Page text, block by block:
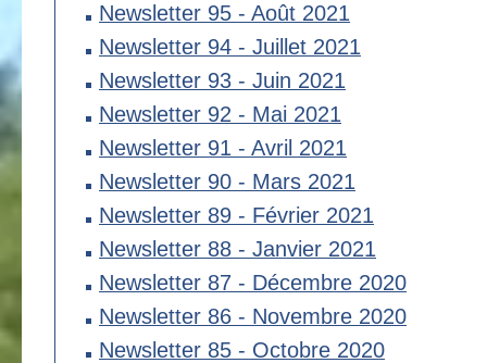
Newsletter 95 - Août 2021
Newsletter 94 - Juillet 2021
Newsletter 93 - Juin 2021
Newsletter 92 - Mai 2021
Newsletter 91 - Avril 2021
Newsletter 90 - Mars 2021
Newsletter 89 - Février 2021
Newsletter 88 - Janvier 2021
Newsletter 87 - Décembre 2020
Newsletter 86 - Novembre 2020
Newsletter 85 - Octobre 2020